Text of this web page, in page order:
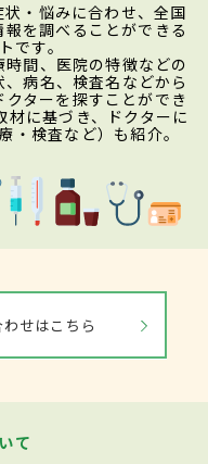
・悩みに合わせ、全国
を調べることができる
です。
間、医院の特徴などの
病名、検査名などから
ターを探すことができ
材に基づき、ドクターに
・検査など）も紹介。
せはこちら
て